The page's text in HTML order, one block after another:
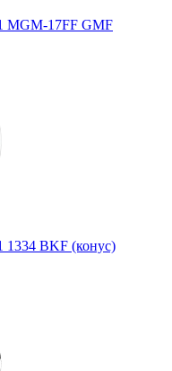
MGM-17FF GMF
1334 BKF (конус)